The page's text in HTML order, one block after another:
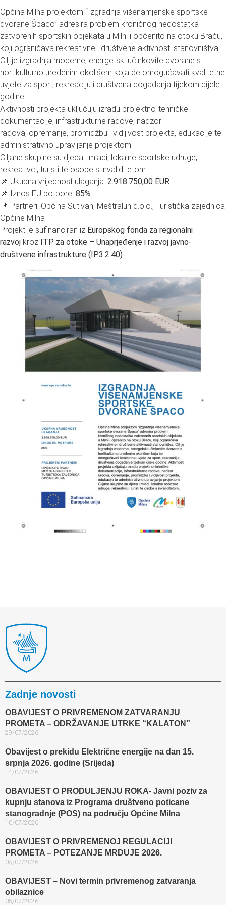
Općina Milna projektom “Izgradnja višenamjenske sportske
dvorane Špaco” adresira problem kroničnog nedostatka
zatvorenih sportskih objekata u Milni i općenito na otoku Braču,
koji ograničava rekreativne i društvene aktivnosti stanovništva.
Cilj je izgradnja moderne, energetski učinkovite dvorane s
hortikulturno uređenim okolišem koja će omogućavati kvalitetne
uvjete za sport, rekreacĳu i društvena događanja tĳekom cĳele
godine.
Aktivnosti projekta uključuju izradu projektno-tehničke
dokumentacĳe, infrastrukturne radove, nadzor
radova, opremanje, promidžbu i vidljivost projekta, edukacĳe te
administrativno upravljanje projektom.
Ciljane skupine su djeca i mladi, lokalne sportske udruge,
rekreativci, turisti te osobe s invaliditetom.
📌 Ukupna vrijednost ulaganja: 2.918.750,00 EUR
📌 Iznos EU potpore: 85%
📌 Partneri: Općina Sutivan, Meštralun d.o.o., Turistička zajednica
Općine Milna
Projekt je sufinanciran iz Europskog fonda za regionalni
razvoj kroz ITP za otoke – Unaprjeđenje i razvoj javno-
društvene infrastrukture (IP.3.2.40).
Zadnje novosti
OBAVIJEST O PRIVREMENOM ZATVARANJU
PROMETA – ODRŽAVANJE UTRKE “KALATON”
29/07/2026
Obavijest o prekidu Električne energije na dan 15.
srpnja 2026. godine (Srijeda)
14/07/2026
OBAVIJEST O PRODULJENJU ROKA- Javni poziv za
kupnju stanova iz Programa društveno poticane
stanogradnje (POS) na području Općine Milna
10/07/2026
OBAVIJEST O PRIVREMENOJ REGULACIJI
PROMETA – POTEZANJE MRDUJE 2026.
08/07/2026
OBAVIJEST – Novi termin privremenog zatvaranja
obilaznice​
05/07/2026